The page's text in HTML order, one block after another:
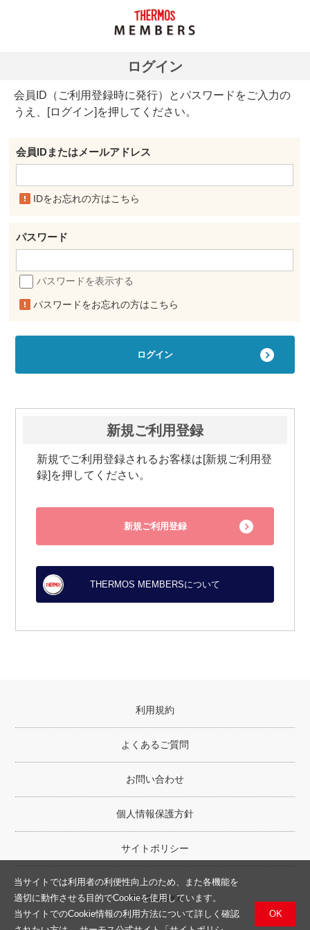
ログイン
会員ID（ご利用登録時に発行）とパスワードをご入力の
うえ、[ログイン]を押してください。
会員IDまたはメールアドレス
IDをお忘れの方はこちら
パスワード
パスワードを表示する
パスワードをお忘れの方はこちら
新規ご利用登録
新規でご利用登録されるお客様は[新規ご利用登
録]を押してください。
新規ご利用登録
THERMOS MEMBERSについて
利用規約
よくあるご質問
お問い合わせ
個人情報保護方針
サイトポリシー
©THERMOS K.K.
当サイトでは利用者の利便性向上のため、また各機能を
適切に動作させる目的でCookieを使用しています。
当サイトでのCookie情報の利用方法について詳しく確認
OK